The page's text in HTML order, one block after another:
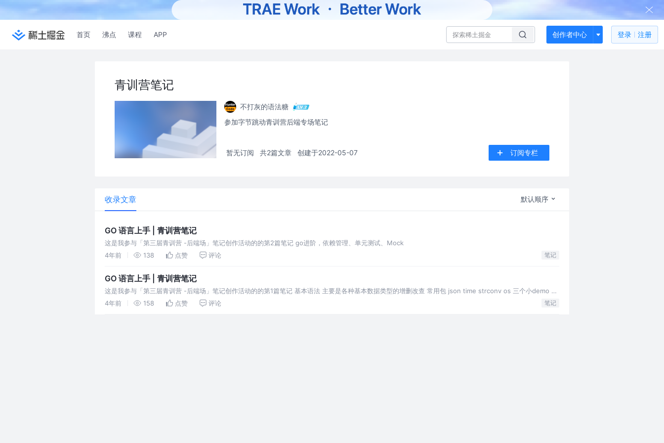
首页 沸点 课程 APP 创作者中心 登录 注册
青训营笔记
不打灰的语法糖
参加字节跳动青训营后端专场笔记
暂无订阅 共2篇文章 创建于2022-05-07 订阅专栏
收录文章 默认顺序
GO 语言上手 | 青训营笔记
这是我参与「第三届青训营 -后端场」笔记创作活动的的第2篇笔记 go进阶，依赖管理、单元测试、Mock
4年前
138 点赞 评论 笔记
GO 语言上手 | 青训营笔记
这是我参与「第三届青训营 -后端场」笔记创作活动的的第1篇笔记 基本语法 主要是各种基本数据类型的增删改查 常用包 json time strconv os 三个小demo 为
了将整个青训营期间的代码
4年前 158 点赞 评论 笔记